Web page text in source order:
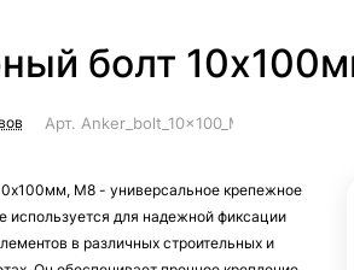
болт
Арт. Anker_bolt_10x100_M8
М8 - универсальное крепежное
используется для надежной фиксации
в различных строительных и